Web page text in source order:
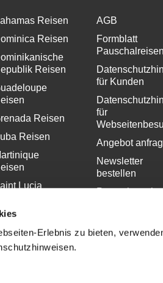
Erlebnis zu bieten,
Reisen
Reisen
Reisen
Reisen
Reisen
Lucia
AGB
Formblatt
Pauschalreisen
für Kunden
für
Angebot
Newsletter
bestellen
Pressekontakt